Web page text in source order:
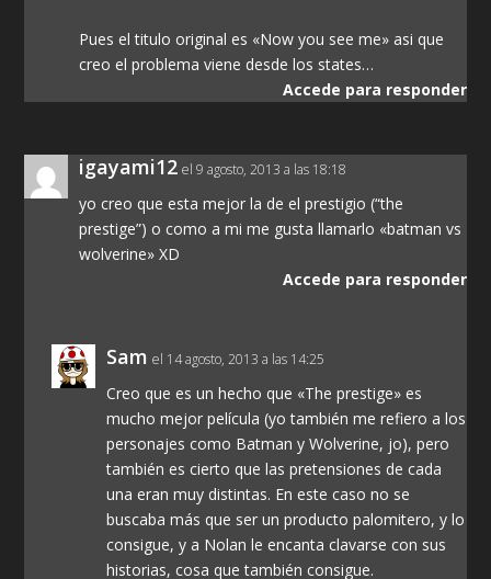
Pues el titulo original es «Now you see me» asi que
creo el problema viene desde los states…
Accede para responder
igayami12 el 9 agosto, 2013 a las 18:18
yo creo que esta mejor la de el prestigio (“the
prestige”) o como a mi me gusta llamarlo «batman vs
wolverine» XD
Accede para responder
Sam el 14 agosto, 2013 a las 14:25
Creo que es un hecho que «The prestige» es
mucho mejor película (yo también me refiero a los
personajes como Batman y Wolverine, jo), pero
también es cierto que las pretensiones de cada
una eran muy distintas. En este caso no se
buscaba más que ser un producto palomitero, y lo
consigue, y a Nolan le encanta clavarse con sus
historias, cosa que también consigue.